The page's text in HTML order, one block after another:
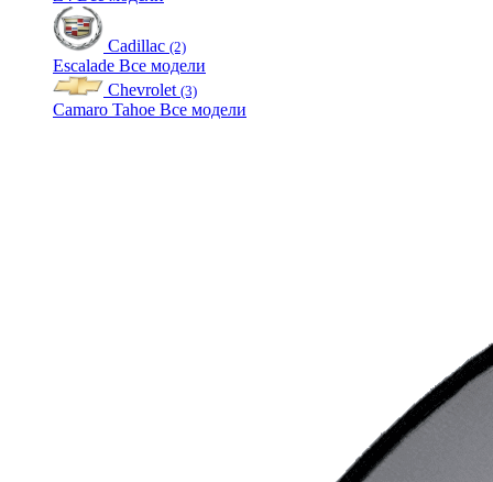
Cadillac (2)
Escalade Все модели
Chevrolet (3)
Camaro Tahoe Все модели